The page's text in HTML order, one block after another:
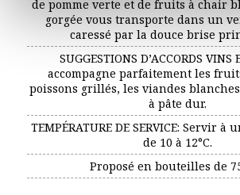
Decanter – Distinction
de pomme verte et de fruits à chair
gorgée vous transporte dans un
caressé par la douce brise
SUGGESTIONS D’ACCORDS VINS
accompagne parfaitement les
poissons grillés, les viandes
à pâte dur.
TEMPÉRATURE DE SERVICE: Servir
de 10 à 12°C.
Proposé en bouteilles de